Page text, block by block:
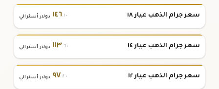
سعر جرام الذهب عيار ١٨ ١٤٦.١٠ دولار أسترالي
سعر جرام الذهب عيار ١٤ ١١٣.٦٠ دولار أسترالي
سعر جرام الذهب عيار ١٢ ٩٧.٤٠ دولار أسترالي